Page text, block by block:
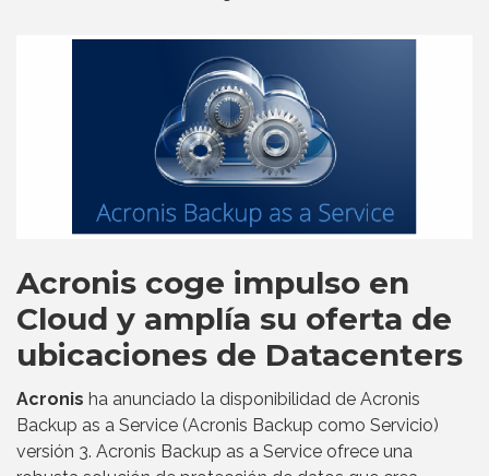
Acronis coge impulso en
Cloud y amplía su oferta de
ubicaciones de Datacenters
Acronis ha anunciado la disponibilidad de Acronis
Backup as a Service (Acronis Backup como Servicio)
versión 3. Acronis Backup as a Service ofrece una